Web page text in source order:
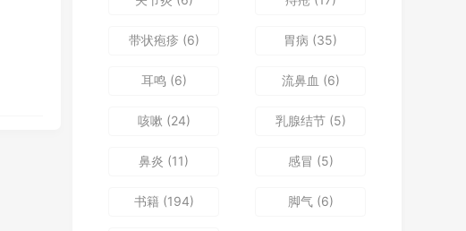
带状疱疹 (6) 胃病 (35)
耳鸣(6) 流鼻血 (6)
咳嗽 (24) 乳腺结节(5)
鼻炎 (11) 感冒 (5)
书籍(194) 脚气(6)